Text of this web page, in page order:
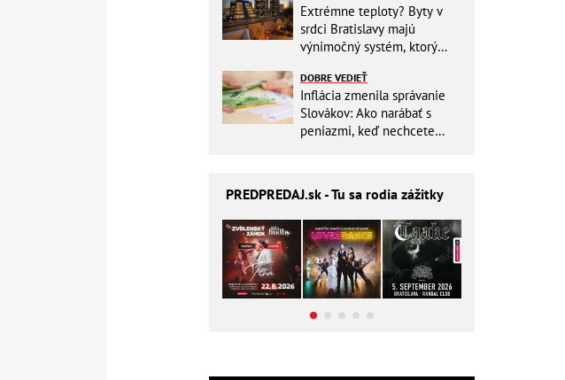
Extrémne teploty? Byty v
srdci Bratislavy majú
výnimočný systém, ktorý
DOBRE VEDIEŤ
Inflácia zmenila správanie
Slovákov: Ako narábať s
peniazmi, keď nechcete
PREDPREDAJ.sk - Tu sa rodia zážitky